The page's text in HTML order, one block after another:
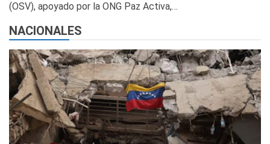
(OSV), apoyado por la ONG Paz Activa,…
NACIONALES